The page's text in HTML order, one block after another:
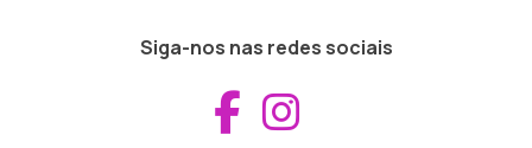
Siga-nos nas redes sociais
Aceder ao